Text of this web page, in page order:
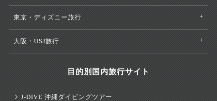
東京・ディズニー旅行
大阪・USJ旅行
目的別国内旅行サイト
J-DIVE 沖縄ダイビングツアー